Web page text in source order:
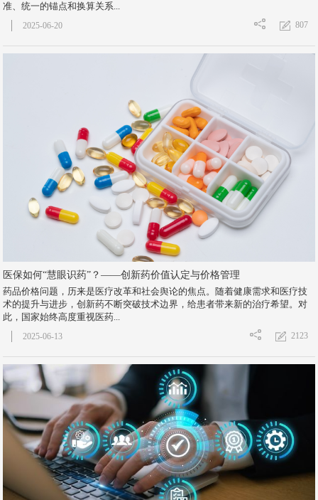
准、统一的锚点和换算关系...
807
2025-06-20
医保如何“慧眼识药”？——创新药价值认定与价格管理
药品价格问题，历来是医疗改革和社会舆论的焦点。随着健康需求和医疗技
术的提升与进步，创新药不断突破技术边界，给患者带来新的治疗希望。对
此，国家始终高度重视医药...
2123
2025-06-13